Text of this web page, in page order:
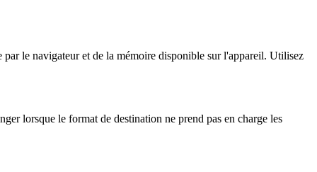
le navigateur et de la mémoire disponible sur l'appareil. Utilisez
lorsque le format de destination ne prend pas en charge les